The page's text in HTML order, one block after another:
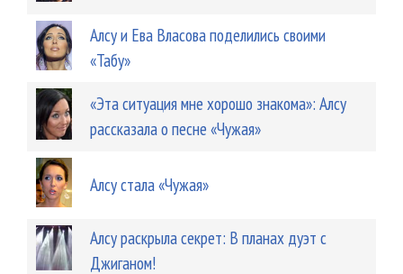
Алсу и Ева Власова поделились своими
«Табу»
«Эта ситуация мне хорошо знакома»: Алсу
рассказала о песне «Чужая»
Алсу стала «Чужая»
Алсу раскрыла секрет: В планах дуэт с
Джиганом!